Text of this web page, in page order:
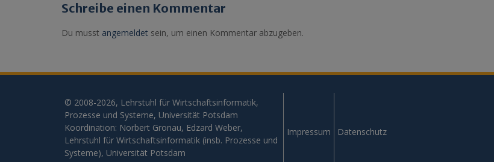
Schreibe einen Kommentar
Du musst angemeldet sein, um einen Kommentar abzugeben.
© 2008-2026, Lehrstuhl für Wirtschaftsinformatik,
Prozesse und Systeme, Universität Potsdam
Koordination: Norbert Gronau, Edzard Weber,
Lehrstuhl für Wirtschaftsinformatik (insb. Prozesse und
Systeme), Universität Potsdam
Impressum Datenschutz